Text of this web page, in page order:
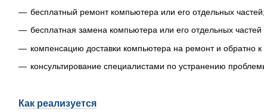
бесплатный ремонт компьютера или его отдельных частей;
бесплатная замена компьютера или его отдельных
компенсацию доставки компьютера на ремонт и обратно к
консультирование специалистами по устранению
Как реализуется